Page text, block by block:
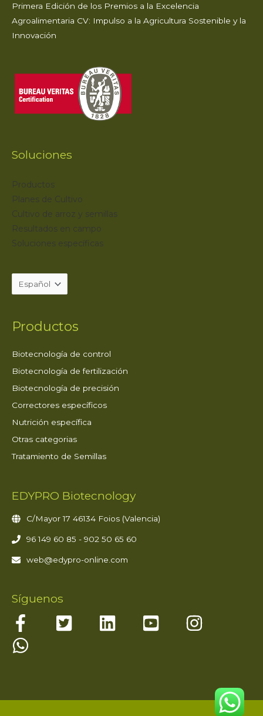
Primera Edición de los Premios a la Excelencia
Agroalimentaria CV: Impulso a la Agricultura Sostenible y la
Innovación
Soluciones
Productos
Planes de Cultivo
Cultivo de arroz y semillas
Resultados en campo
Soluciones específicas
Productos
Biotecnología de control
Biotecnología de fertilización
Biotecnología de precisión
Correctores específicos
Nutrición específica
Otras categorias
Tratamiento de Semillas
EDYPRO Biotecnology
C/Mayor 17 46134 Foios (Valencia)
96 149 60 85 - 902 50 65 60
web@edypro-online.com
Síguenos